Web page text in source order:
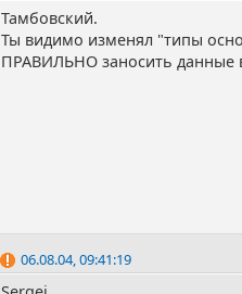
Тамбовский.
Ты видимо изменял "типы
ПРАВИЛЬНО заносить данные
06.08.04, 09:41:19